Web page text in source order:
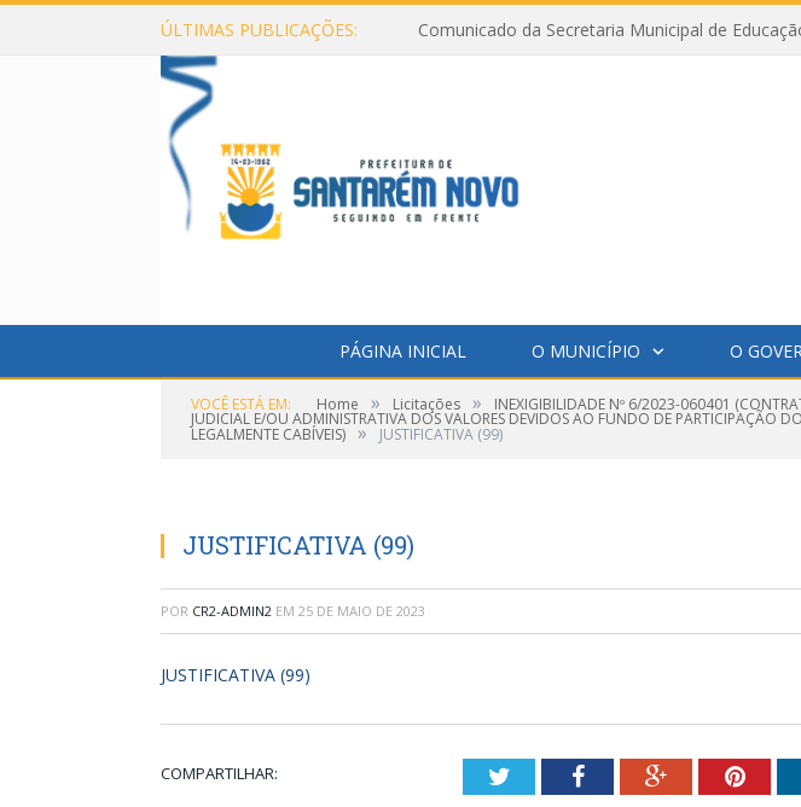
ÚLTIMAS PUBLICAÇÕES: Comunicado da Secretaria Municipal de
PÁGINA INICIAL O MUNICÍPIO O
VOCÊ ESTÁ EM: Home » Licitações » INEXIGIBILIDADE Nº 6/2023-060401
JUDICIAL E/OU ADMINISTRATIVA DOS VALORES DEVIDOS AO FUNDO DE PARTICIPAÇÃO
LEGALMENTE CABÍVEIS) » JUSTIFICATIVA (99)
JUSTIFICATIVA (99)
POR CR2-ADMIN2 EM 25 DE MAIO DE 2023
JUSTIFICATIVA (99)
COMPARTILHAR: TwitterFacebookGoogle+